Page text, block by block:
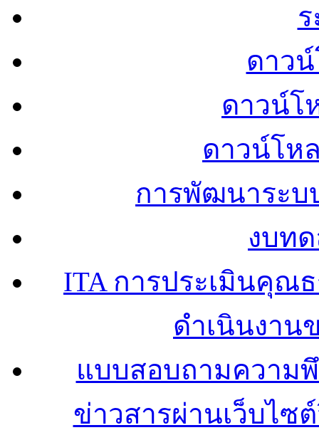
ดาว
ดาวน์โ
ดาวน์โห
การพัฒนาระ
งบท
ITA การประเมินคุณ
ดำเนินงาน
แบบสอบถามความ
ข่าวสารผ่านเว็บไซ